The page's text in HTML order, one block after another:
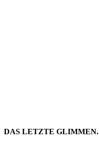
DAS LETZTE GLIMMEN.